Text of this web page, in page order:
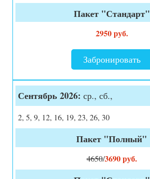
Пакет "Стандарт"
2950 руб.
Забронировать
Сентябрь 2026: ср., сб.,
2, 5, 9, 12, 16, 19, 23, 26, 30
Пакет "Полный"
4650/3690 руб.